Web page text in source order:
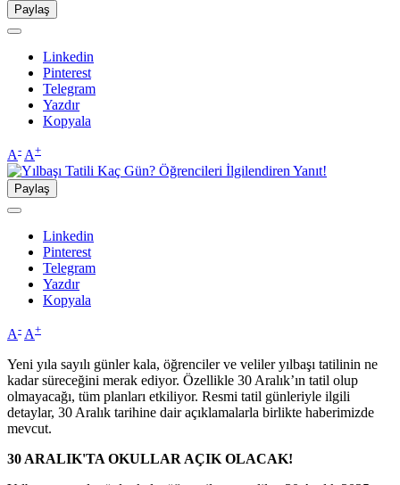
Paylaş
Linkedin
Pinterest
Telegram
Yazdır
Kopyala
A- A+
Paylaş
Linkedin
Pinterest
Telegram
Yazdır
Kopyala
A- A+
Yeni yıla sayılı günler kala, öğrenciler ve veliler yılbaşı tatilinin ne
kadar süreceğini merak ediyor. Özellikle 30 Aralık’ın tatil olup
olmayacağı, tüm planları etkiliyor. Resmi tatil günleriyle ilgili
detaylar, 30 Aralık tarihine dair açıklamalarla birlikte haberimizde
mevcut.
30 ARALIK'TA OKULLAR AÇIK OLACAK!